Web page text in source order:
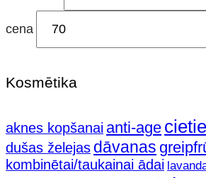
cena
Kosmētika
aknes kopšanai anti-age
dušas želejas dāvanas
kombinētai/taukainai ādai